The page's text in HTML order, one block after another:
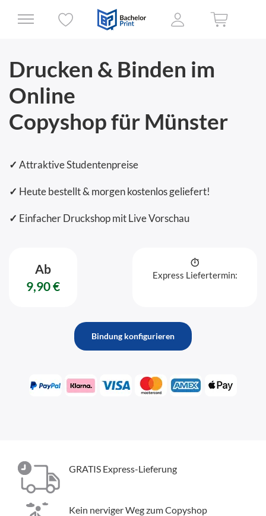
Drucken & Binden im
Online
Copyshop für Münster
✓ Attraktive Studentenpreise
✓ Heute bestellt & morgen kostenlos geliefert!
✓ Einfacher Druckshop mit Live Vorschau
Ab
9,90 €
Express Liefertermin:
Bindung konfigurieren
GRATIS Express-Lieferung
Kein nerviger Weg zum Copyshop